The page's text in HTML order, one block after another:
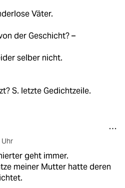
Väter.
der Geschicht? –
selber nicht.
S. letzte Gedichtzeile.
Uhr
geht immer.
meiner Mutter hatte deren